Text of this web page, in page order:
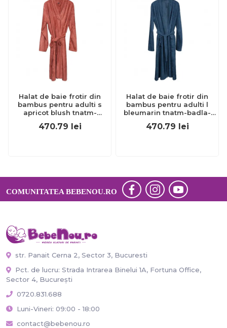
Halat de baie frotir din
bambus pentru adulti s
apricot blush tnatm-
badsm-533
470.79 lei
Halat de baie frotir din
bambus pentru adulti l
bleumarin tnatm-badla-
470.79 lei
COMUNITATEA BEBENOU.RO
str. Panait Cerna 2, Sector 3, Bucuresti
Pct. de lucru: Strada Intrarea Binelui 1A, Fortuna Office,
Sector 4, București
0720.831.688
Luni-Vineri: 09:00 - 18:00
contact@bebenou.ro